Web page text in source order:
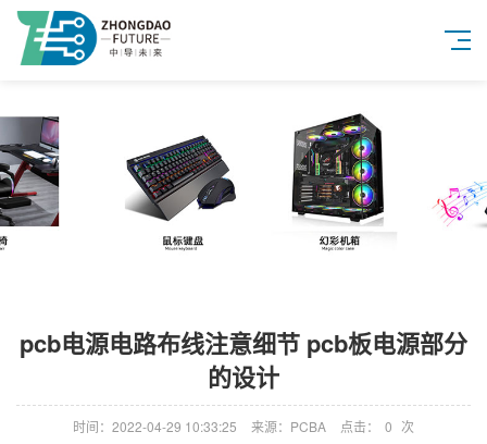
pcb电源电路布线注意细节 pcb板电源部分
的设计
时间：2022-04-29 10:33:25 来源：PCBA 点击： 0 次